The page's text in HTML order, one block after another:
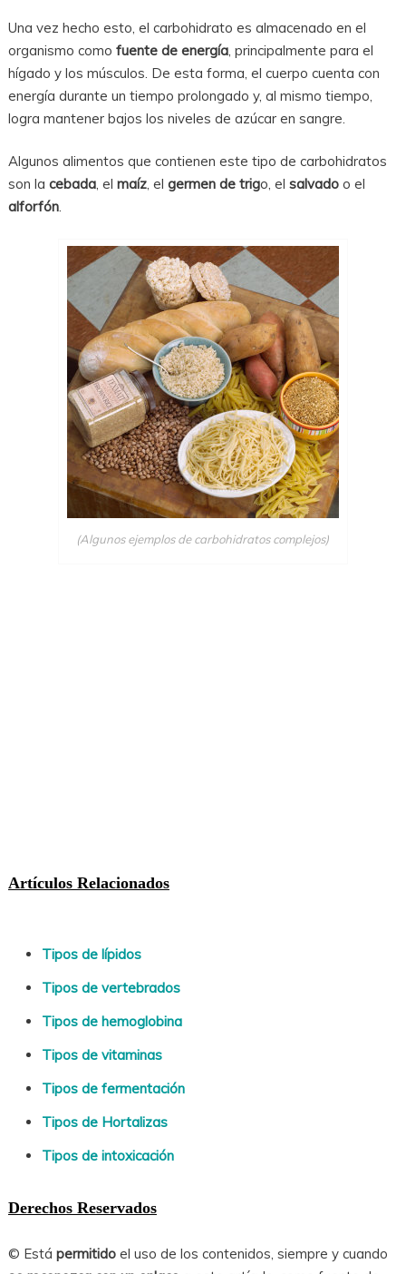
Una vez hecho esto, el carbohidrato es almacenado en el
organismo como fuente de energía, principalmente para el
hígado y los músculos. De esta forma, el cuerpo cuenta con
energía durante un tiempo prolongado y, al mismo tiempo,
logra mantener bajos los niveles de azúcar en sangre.
Algunos alimentos que contienen este tipo de carbohidratos
son la cebada, el maíz, el germen de trigo, el salvadoo el
alforfón.
(Algunos ejemplos de carbohidratos complejos)
Artículos Relacionados
Tipos de lípidos
Tipos de vertebrados
Tipos de hemoglobina
Tipos de vitaminas
Tipos de fermentación
Tipos de Hortalizas
Tipos de intoxicación
Derechos Reservados
© Está permitidoel uso de los contenidos, siempre y cuando